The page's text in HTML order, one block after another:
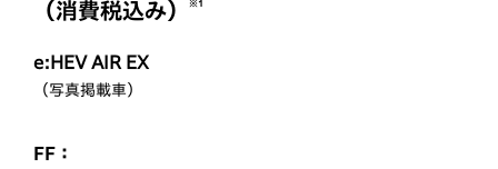
（消費税込み）
※1
e:HEV AIR EX
（写真掲載車）
FF：